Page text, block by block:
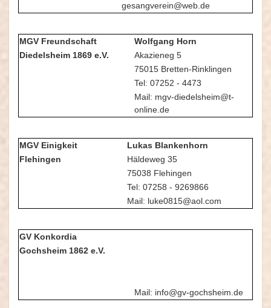
gesangverein@web.de
MGV Freundschaft
Wolfgang Horn
Diedelsheim 1869 e.V.
Akazieneg 5
75015 Bretten-Rinklingen
Tel: 07252 - 4473
Mail: mgv-diedelsheim@t-
online.de
MGV Einigkeit
Lukas Blankenhorn
Flehingen
Häldeweg 35
75038 Flehingen
Tel: 07258 - 9269866
Mail: luke0815@aol.com
GV Konkordia
Gochsheim 1862 e.V.
Mail: info@gv-gochsheim.de